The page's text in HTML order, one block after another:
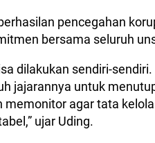
pencegahan
bersama seluruh
dilakukan sendiri-
jajarannya untuk
agar tata
ujar Uding.